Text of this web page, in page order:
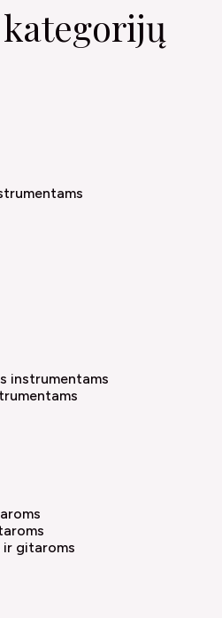
instrumentams
ir gitaroms